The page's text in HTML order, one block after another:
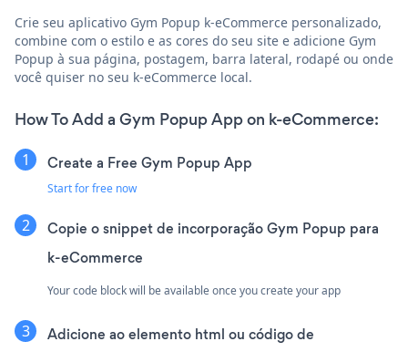
Crie seu aplicativo Gym Popup k-eCommerce personalizado,
combine com o estilo e as cores do seu site e adicione Gym
Popup à sua página, postagem, barra lateral, rodapé ou onde
você quiser no seu k-eCommerce local.
How To Add a Gym Popup App on k-eCommerce:
Create a Free Gym Popup App
Start for free now
Copie o snippet de incorporação Gym Popup para
k-eCommerce
Your code block will be available once you create your app
Adicione ao elemento html ou código de